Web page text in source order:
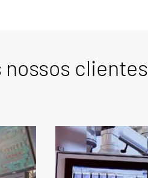
nossos clientes